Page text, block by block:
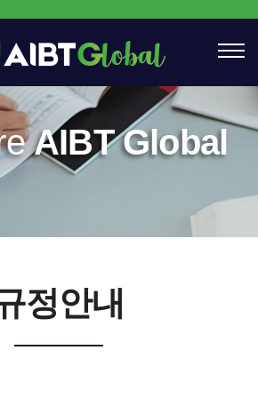
AIBT Global
정안내